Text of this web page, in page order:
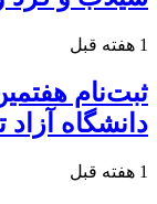
1 هفته قبل
ثبت‌نام
دانشگاه آزاد تا ۱۶ مرداد تمدید
1 هفته قبل